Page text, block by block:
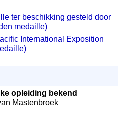
ter beschikking gesteld door
medaille)
International Exposition
opleiding bekend
Mastenbroek